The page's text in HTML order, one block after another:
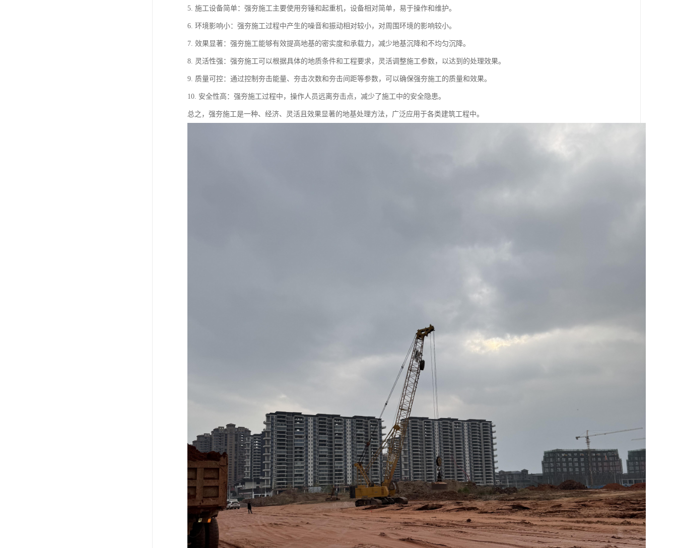
5. 施工设备简单：强夯施工主要使用夯锤和起重机，设备相对简单，易于操作和维护。
6. 环境影响小：强夯施工过程中产生的噪音和振动相对较小，对周围环境的影响较小。
7. 效果显著：强夯施工能够有效提高地基的密实度和承载力，减少地基沉降和不均匀沉降。
8. 灵活性强：强夯施工可以根据具体的地质条件和工程要求，灵活调整施工参数，以达到的处理效果。
9. 质量可控：通过控制夯击能量、夯击次数和夯击间距等参数，可以确保强夯施工的质量和效果。
10. 安全性高：强夯施工过程中，操作人员远离夯击点，减少了施工中的安全隐患。
总之，强夯施工是一种、经济、灵活且效果显著的地基处理方法，广泛应用于各类建筑工程中。